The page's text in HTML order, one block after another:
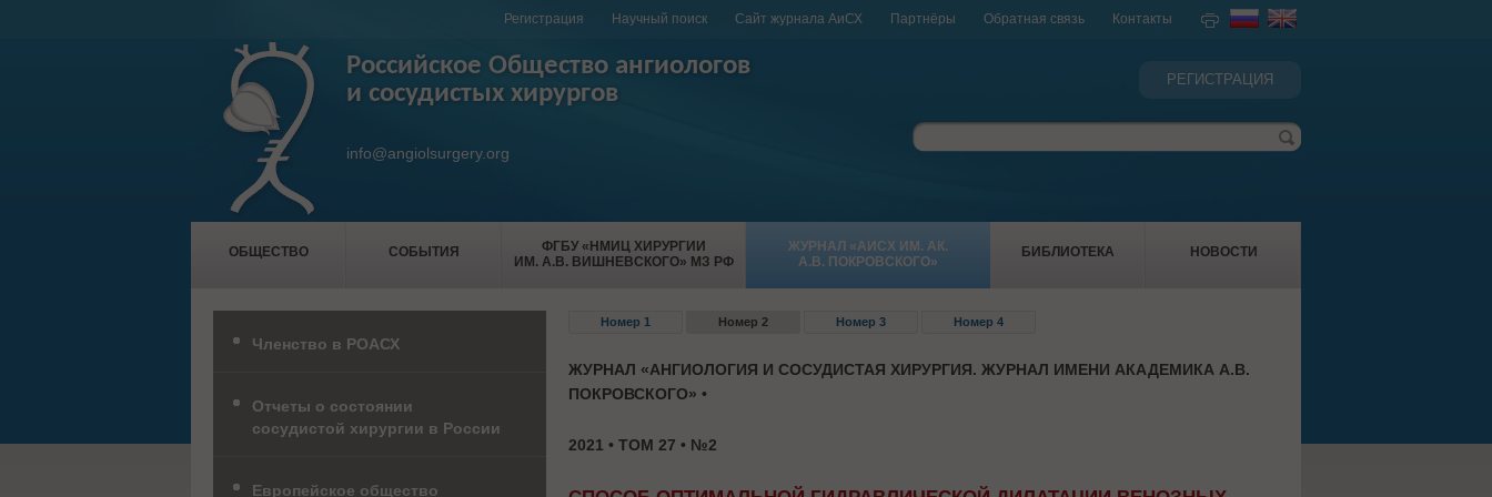
Регистрация Научный поиск Сайт журнала АиСХ Партнёры Обратная связь Контакты
Российское Общество ангиологов
и сосудистых хирургов
info@angiolsurgery.org
РЕГИСТРАЦИЯ
ОБЩЕСТВО СОБЫТИЯ
ФГБУ «НМИЦ ХИРУРГИИ
ИМ. А.В. ВИШНЕВСКОГО» МЗ РФ
ЖУРНАЛ «АИСХ ИМ. АК.
А.В. ПОКРОВСКОГО»
БИБЛИОТЕКА НОВОСТИ
Номер 1 Номер 2 Номер 3 Номер 4
ЖУРНАЛ «АНГИОЛОГИЯ И СОСУДИСТАЯ ХИРУРГИЯ. ЖУРНАЛ ИМЕНИ АКАДЕМИКА А.В.
ПОКРОВСКОГО» •
2021 • ТОМ 27 • №2
Членство в РОАСХ
Отчеты о состоянии
сосудистой хирургии в России
Европейское общество